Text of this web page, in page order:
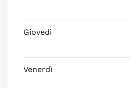
Giovedì
Venerdì